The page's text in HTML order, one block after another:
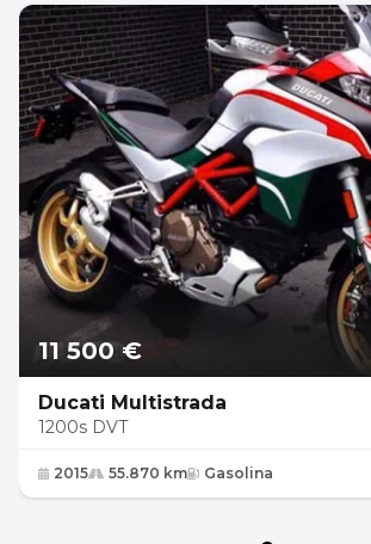
11 500 €
Ducati Multistrada
1200s DVT
2015 55.870 km Gasolina